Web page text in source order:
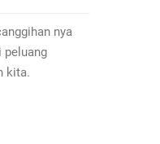
nya
peluang
kita.